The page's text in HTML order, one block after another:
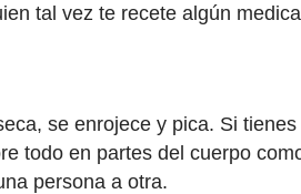
tal vez te recete algún
se enrojece y pica. Si
todo en partes del cuerpo
persona a otra.